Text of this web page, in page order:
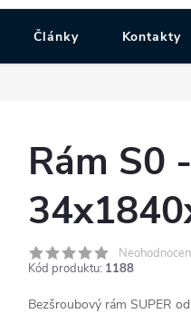
Články Kontakty
Rám S0 -
Kód produktu: 1188
Bezšroubový rám SUPER